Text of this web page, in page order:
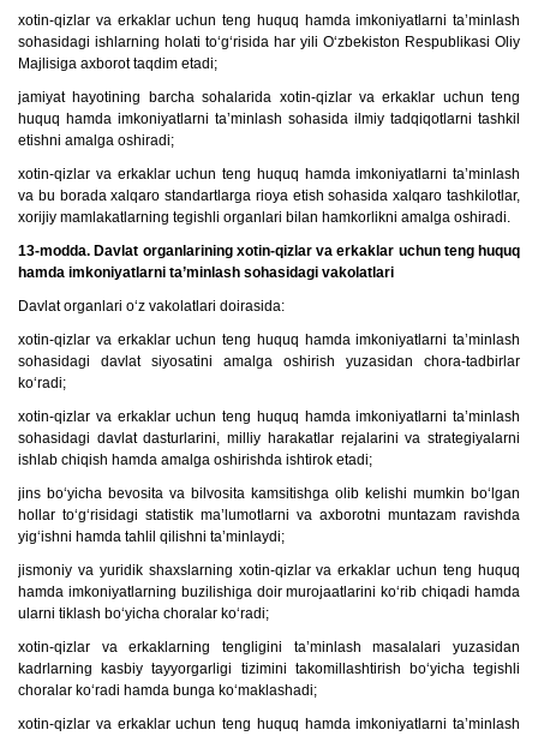
xotin-qizlar va erkaklar uchun teng huquq hamda imkoniyatlarni ta’minlash
sohasidagi ishlarning holati to‘g‘risida har yili O‘zbekiston Respublikasi Oliy
Majlisiga axborot taqdim etadi;
jamiyat hayotining barcha sohalarida xotin-qizlar va erkaklar uchun teng
huquq hamda imkoniyatlarni ta’minlash sohasida ilmiy tadqiqotlarni tashkil
etishni amalga oshiradi;
xotin-qizlar va erkaklar uchun teng huquq hamda imkoniyatlarni ta’minlash
va bu borada xalqaro standartlarga rioya etish sohasida xalqaro tashkilotlar,
xorijiy mamlakatlarning tegishli organlari bilan hamkorlikni amalga oshiradi.
13-modda. Davlat organlarining xotin-qizlar va erkaklar uchun teng huquq
hamda imkoniyatlarni ta’minlash sohasidagi vakolatlari
Davlat organlari o‘z vakolatlari doirasida:
xotin-qizlar va erkaklar uchun teng huquq hamda imkoniyatlarni ta’minlash
sohasidagi davlat siyosatini amalga oshirish yuzasidan chora-tadbirlar
ko‘radi;
xotin-qizlar va erkaklar uchun teng huquq hamda imkoniyatlarni ta’minlash
sohasidagi davlat dasturlarini, milliy harakatlar rejalarini va strategiyalarni
ishlab chiqish hamda amalga oshirishda ishtirok etadi;
jins bo‘yicha bevosita va bilvosita kamsitishga olib kelishi mumkin bo‘lgan
hollar to‘g‘risidagi statistik ma’lumotlarni va axborotni muntazam ravishda
yig‘ishni hamda tahlil qilishni ta’minlaydi;
jismoniy va yuridik shaxslarning xotin-qizlar va erkaklar uchun teng huquq
hamda imkoniyatlarning buzilishiga doir murojaatlarini ko‘rib chiqadi hamda
ularni tiklash bo‘yicha choralar ko‘radi;
xotin-qizlar va erkaklarning tengligini ta’minlash masalalari yuzasidan
kadrlarning kasbiy tayyorgarligi tizimini takomillashtirish bo‘yicha tegishli
choralar ko‘radi hamda bunga ko‘maklashadi;
xotin-qizlar va erkaklar uchun teng huquq hamda imkoniyatlarni ta’minlash